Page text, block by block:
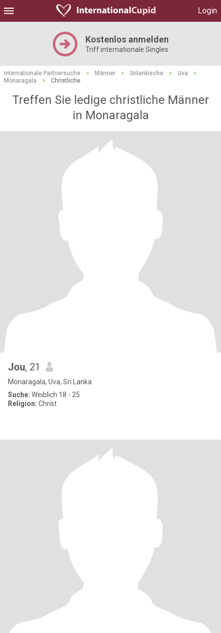
Login
Kostenlos anmelden
Triff internationale Singles
Internationale Partnersuche > Männer > Srilankische > Uva
>
Monaragala
> Christliche
Treffen Sie ledige christliche Männer
in Monaragala
Jou, 21
Monaragala, Uva, Sri Lanka
Suche: Weiblich 18 - 25
Religion: Christ